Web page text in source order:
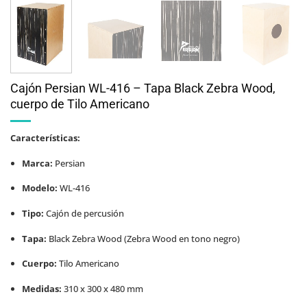
Cajón Persian WL-416 – Tapa Black Zebra Wood,
cuerpo de Tilo Americano
Características:
Marca: Persian
Modelo: WL-416
Tipo: Cajón de percusión
Tapa: Black Zebra Wood (Zebra Wood en tono negro)
Cuerpo: Tilo Americano
Medidas: 310 x 300 x 480 mm